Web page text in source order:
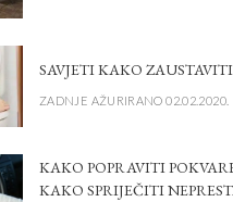
SAVJETI KAKO
ZADNJE AŽURIRANO 02.02.2020.
KAKO POPRAVITI
KAKO SPRIJEČITI